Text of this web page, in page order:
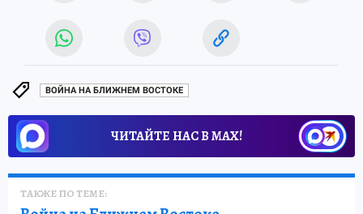
ВОЙНА НА БЛИЖНЕМ ВОСТОКЕ
ЧИТАЙТЕ НАС В МАХ!
ТАКЖЕ ПО ТЕМЕ: